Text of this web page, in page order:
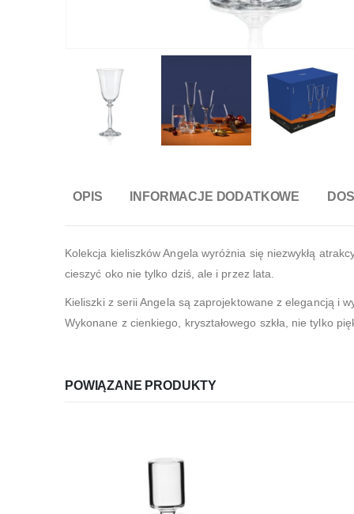
OPIS INFORMACJE DODATKOWE
Kolekcja kieliszków Angela wyróżnia się niezwykłą
cieszyć oko nie tylko dziś, ale i przez lata.
Kieliszki z serii Angela są zaprojektowane z elegancją i
Wykonane z cienkiego, kryształowego szkła, nie tylko
POWIĄZANE PRODUKTY